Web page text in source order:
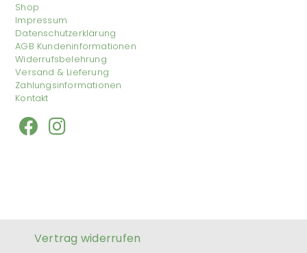
Shop
Impressum
Datenschutzerklärung
AGB Kundeninformationen
Widerrufsbelehrung
Versand & Lieferung
Zahlungsinformationen
Kontakt
Vertrag widerrufen